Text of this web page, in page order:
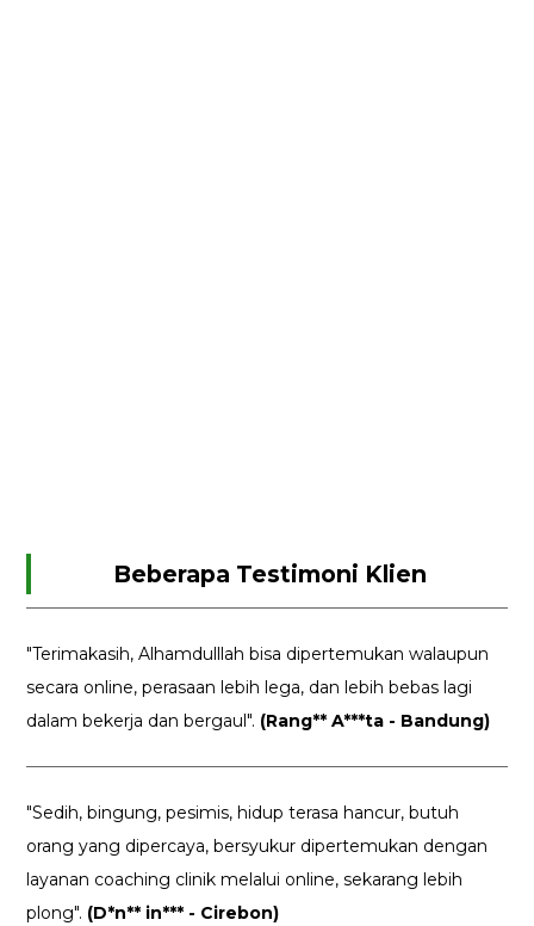
Beberapa Testimoni Klien
"Terimakasih, Alhamdulllah bisa dipertemukan walaupun
secara online, perasaan lebih lega, dan lebih bebas lagi
dalam bekerja dan bergaul". (Rang** A***ta - Bandung)
"Sedih, bingung, pesimis, hidup terasa hancur, butuh
orang yang dipercaya, bersyukur dipertemukan dengan
layanan coaching clinik melalui online, sekarang lebih
plong". (D*n** in*** - Cirebon)